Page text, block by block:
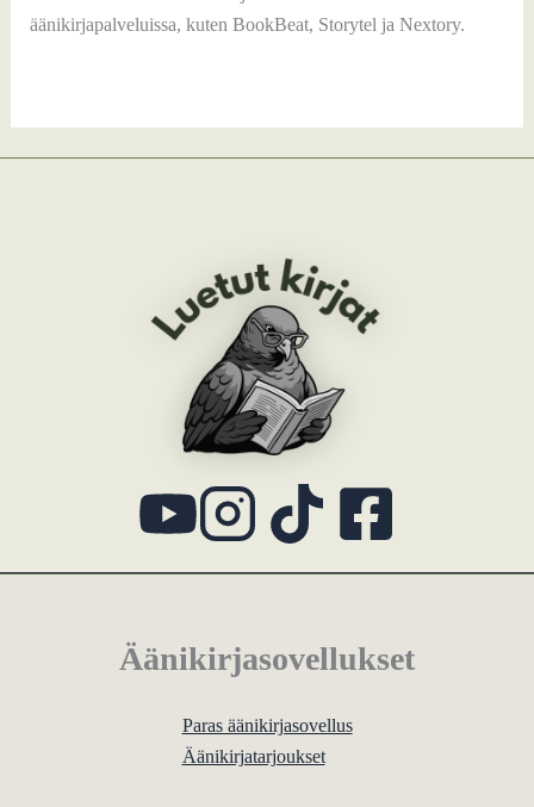
äänikirjapalveluissa, kuten BookBeat, Storytel ja Nextory.
Äänikirjasovellukset
Paras äänikirjasovellus
Äänikirjatarjoukset